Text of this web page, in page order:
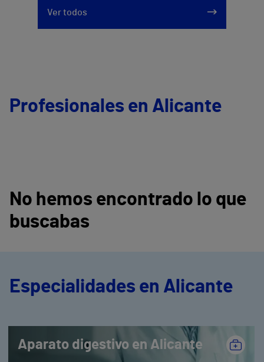
Ver todos
Profesionales en Alicante
No hemos encontrado lo que
buscabas
Especialidades en Alicante
Aparato digestivo en Alicante